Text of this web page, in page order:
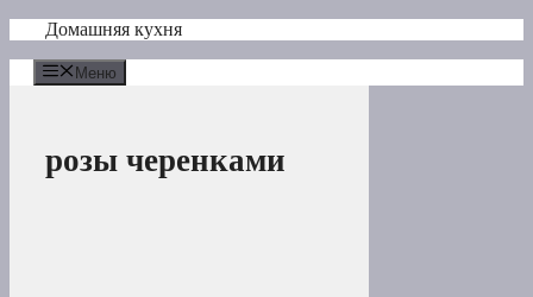
Перейти
содержимому
Домашняя кухня
Меню
розы черенками